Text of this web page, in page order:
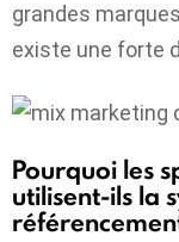
grandes
existe une forte
Pourquoi les
utilisent-ils la